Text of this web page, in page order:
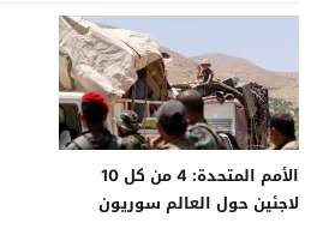
الأمم المتحدة: 4 من كل 10
لاجئين حول العالم سوريون